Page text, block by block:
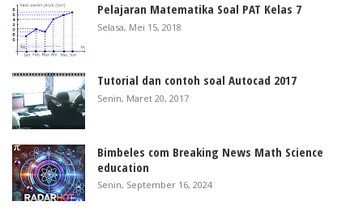
Pelajaran Matematika Soal PAT Kelas 7
Selasa, Mei 15, 2018
Tutorial dan contoh soal Autocad 2017
Senin, Maret 20, 2017
Bimbeles com Breaking News Math Science
education
Senin, September 16, 2024